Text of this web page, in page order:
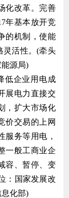
化改革。完善
年基本放开竞
的机制，使能
灵活性。(牵头
源局)
低企业用电成
展电力直接交
，扩大市场化
价交易的上网
服务等用电，
一般工商业企
容、暂停、变
：国家发展改
化部)